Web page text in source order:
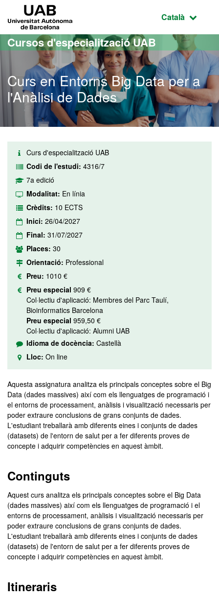
Ves al contingut principal
Ves a la navegació de la pàgina
Idioma
Català
Cursos d'especialització UAB
Curs en Entorns Big Data per a
l'Anàlisi de Dades
Curs d'especialització UAB
Codi de l'estudi: 4316/7
7a edició
Modalitat: En línia
Crèdits: 10 ECTS
Inici: 26/04/2027
Final: 31/07/2027
Places: 30
Orientació: Professional
Preu: 1010 €
Preu especial 909 €
Col·lectiu d'aplicació: Membres del Parc Taulí,
Bioinformatics Barcelona
Preu especial 959,50 €
Col·lectiu d'aplicació: Alumni UAB
Idioma de docència: Castellà
Lloc: On line
Aquesta assignatura analitza els principals conceptes sobre el Big
Data (dades massives) així com els llenguatges de programació i
el entorns de processament, anàlisis i visualització necessaris per
poder extraure conclusions de grans conjunts de dades.
L'estudiant treballarà amb diferents eines i conjunts de dades
(datasets) de l'entorn de salut per a fer diferents proves de
concepte i adquirir competències en aquest àmbit.
Continguts
Aquest curs analitza els principals conceptes sobre el Big Data
(dades massives) així com els llenguatges de programació i el
entorns de processament, anàlisis i visualització necessaris per
poder extraure conclusions de grans conjunts de dades.
L'estudiant treballarà amb diferents eines i conjunts de dades
(datasets) de l'entorn de salut per a fer diferents proves de
concepte i adquirir competències en aquest àmbit.
Itineraris